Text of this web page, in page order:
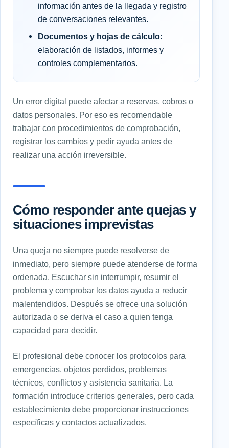
información antes de la llegada y registro
de conversaciones relevantes.
Documentos y hojas de cálculo:
elaboración de listados, informes y
controles complementarios.
Un error digital puede afectar a reservas, cobros o
datos personales. Por eso es recomendable
trabajar con procedimientos de comprobación,
registrar los cambios y pedir ayuda antes de
realizar una acción irreversible.
Cómo responder ante quejas y
situaciones imprevistas
Una queja no siempre puede resolverse de
inmediato, pero siempre puede atenderse de forma
ordenada. Escuchar sin interrumpir, resumir el
problema y comprobar los datos ayuda a reducir
malentendidos. Después se ofrece una solución
autorizada o se deriva el caso a quien tenga
capacidad para decidir.
El profesional debe conocer los protocolos para
emergencias, objetos perdidos, problemas
técnicos, conflictos y asistencia sanitaria. La
formación introduce criterios generales, pero cada
establecimiento debe proporcionar instrucciones
específicas y contactos actualizados.